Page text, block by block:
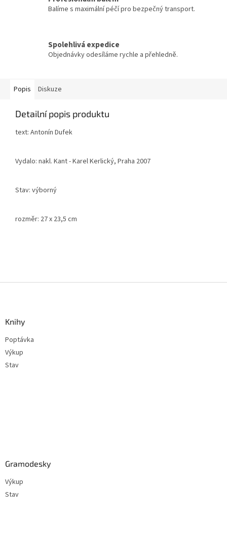
Balíme s maximální péčí pro bezpečný transport.
Spolehlivá expedice
Objednávky odesíláme rychle a přehledně.
Popis Diskuze
Detailní popis produktu
text: Antonín Dufek
Vydalo: nakl. Kant - Karel Kerlický, Praha 2007
Stav: výborný
rozměr: 27 x 23,5 cm
Knihy
Poptávka
Výkup
Stav
Gramodesky
Výkup
Stav